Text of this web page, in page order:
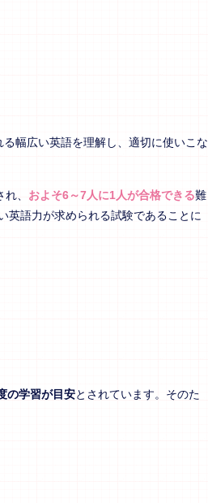
幅広い英語を理解し、適切に使いこな
れ、 およそ6～7人に1人が合格できる難
英語力が求められる試験であることに
の学習が目安とされています。そのた